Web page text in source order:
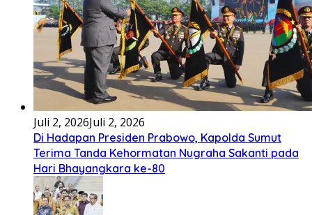
Bembambörö dödöu he akhiguMene mene sino lawaö
khöuMeinötö niowalu, mela’angdröi ita laforudu..
Lirik Lagu Cinta Mati – Fajar Halawa